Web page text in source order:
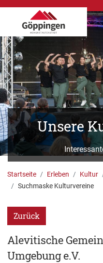
G. Carlucci
Unsere
Startseite Erleben Kultur
Suchmaske Kulturvereine
Zurück
Alevitische
Umgebung e.V.